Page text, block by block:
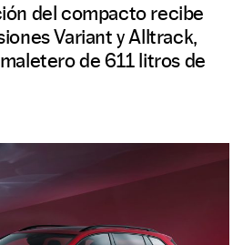
del compacto recibe
Variant y Alltrack,
de 611 litros de